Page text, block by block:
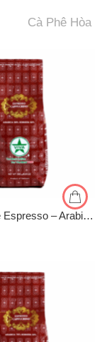
Cà Phê Hòa
Viva Coffee Espresso – Arabica 50%, Robusta 50% – Cà Phê Pha Máy – Túi 500g